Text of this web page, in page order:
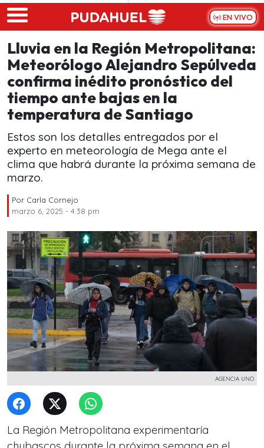
Skip to main content
EN VIVO
Lluvia en la Región Metropolitana:
Meteorólogo Alejandro Sepúlveda
confirma inédito pronóstico del
tiempo ante bajas en la
temperatura de Santiago
Estos son los detalles entregados por el
experto en meteorología de Mega ante el
clima que habrá durante la próxima semana de
marzo.
Por Carla Cornejo
marzo 6, 2025 - 4:38 pm
AGENCIA UNO
La Región Metropolitana experimentaría